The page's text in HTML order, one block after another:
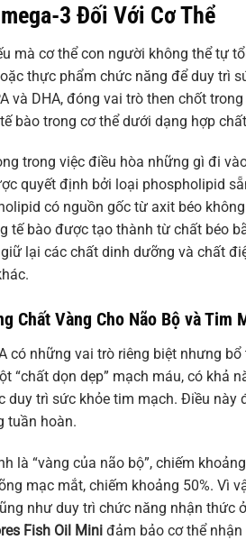
3 Đối Với Cơ Thể
mà cơ thể con người không thể tự
thực phẩm chức năng để duy trì
và DHA, đóng vai trò then chốt
bào trong cơ thể dưới dạng hợp
trong việc điều hòa những gì đi
quyết định bởi loại phospholipid
có nguồn gốc từ axit béo
tế bào được tạo thành từ chất béo
lại các chất dinh dưỡng và chất
Chất Vàng Cho Não Bộ và Tim
có những vai trò riêng biệt nhưng
“chất dọn dẹp” mạch máu, có khả
duy trì sức khỏe tim mạch. Điều
tuần hoàn.
là “vàng của não bộ”, chiếm
mạc mắt, chiếm khoảng 50%. Vì
như duy trì chức năng nhận thức
Fish Oil Mini đảm bảo cơ thể